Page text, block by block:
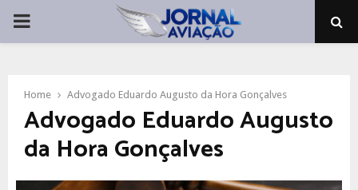
PRIMARY
Home Advogado Eduardo Augusto da Hora Gonçalves
Advogado Eduardo Augusto
da Hora Gonçalves